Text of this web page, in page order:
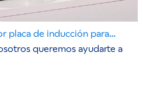
placa de inducción para…
queremos ayudarte a